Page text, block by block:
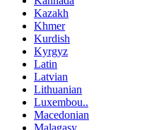
Kazakh
Khmer
Kurdish
Kyrgyz
Latin
Latvian
Lithuanian
Luxembou..
Macedonian
Malagasy